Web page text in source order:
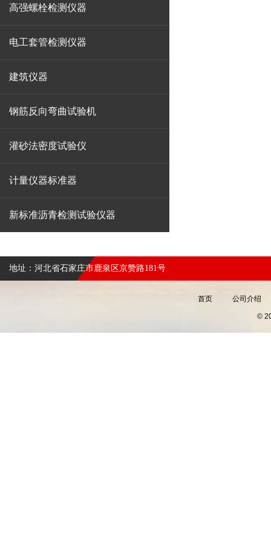
高强螺栓检测仪器
电工套管检测仪器
建筑仪器
钢筋反向弯曲试验机
灌砂法密度试验仪
计量仪器标准器
新标准沥青检测试验仪器
地址：河北省石家庄市鹿泉区京赞路181号
首页 公司介绍
©